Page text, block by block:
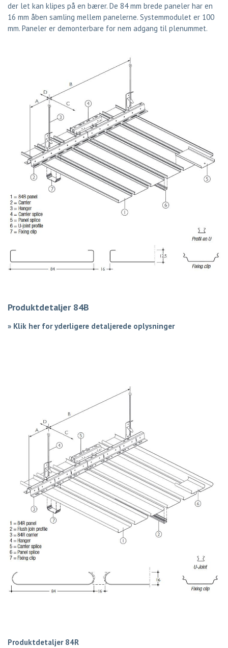
der let kan klipes på en bærer. De 84 mm brede paneler har en
16 mm åben samling mellem panelerne. Systemmodulet er 100
mm. Paneler er demonterbare for nem adgang til plenummet.
Produktdetaljer 84B
» Klik her for yderligere detaljerede oplysninger
Produktdetaljer 84R